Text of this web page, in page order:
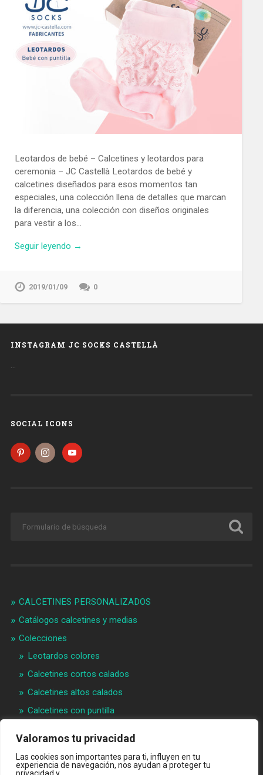
Valoramos tu privacidad
Las cookies son importantes para ti, influyen en tu
experiencia de navegación, nos ayudan a proteger tu
Leotardos de bebé – Calcetines y leotardos para
ceremonia – JC Castellà Leotardos de bebé y
calcetines diseñados para esos momentos tan
especiales, una colección llena de detalles que marcan
la diferencia, una colección con diseños originales
para vestir a los…
Seguir leyendo →
2019/01/09 0
INSTAGRAM JC SOCKS CASTELLÀ
…
SOCIAL ICONS
CALCETINES PERSONALIZADOS
Catálogos calcetines y medias
Colecciones
Leotardos colores
Calcetines cortos calados
Calcetines altos calados
Calcetines con puntilla
Materias primeras
Videos